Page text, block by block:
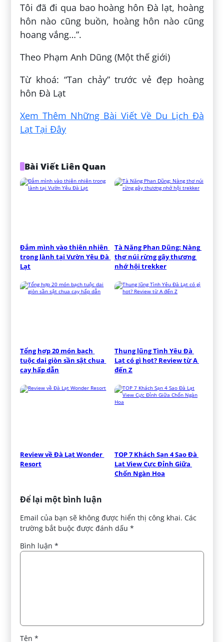
Tôi đã đi qua bao hoàng hôn Đà lạt, hoàng
hôn nào cũng buồn, hoàng hôn nào cũng
hoang vắng…”.
Theo Phạm Anh Dũng (Một thế giới)
Từ khoá: “Tan chảy” trước vẻ đẹp hoàng
hôn Đà Lạt
Xem Thêm Những Bài Viết Về Du Lịch Đà
Lạt Tại Đây
Bài Viết Liên Quan
Đắm mình vào thiên nhiên
trong lành tại Vườn Yêu Đà
Lạt
Tà Năng Phan Dũng: Nàng
thơ núi rừng gây thương
nhớ hội trekker
Tổng hợp 20 món bạch
tuộc dai giòn sần sật chua
cay hấp dẫn
Thung lũng Tình Yêu Đà
Lạt có gì hot? Review từ A
đến Z
Review về Đà Lạt Wonder
Resort
TOP 7 Khách Sạn 4 Sao Đà
Lạt View Cực Đỉnh Giữa
Chốn Ngàn Hoa
Để lại một bình luận
Email của bạn sẽ không được hiển thị công khai. Các
trường bắt buộc được đánh dấu*
Bình luận*
Tên*